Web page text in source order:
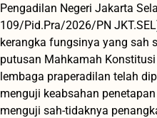
Pengadilan Negeri Jakarta
109/Pid.Pra/2026/PN
kerangka fungsinya yang sah
putusan Mahkamah
lembaga praperadilan telah
menguji keabsahan
menguji sah-tidaknya